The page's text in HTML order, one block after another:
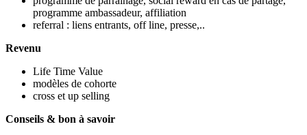
programme ambassadeur, affiliation
referral : liens entrants, off line, presse,..
Revenu
Life Time Value
modèles de cohorte
cross et up selling
Conseils & bon à savoir